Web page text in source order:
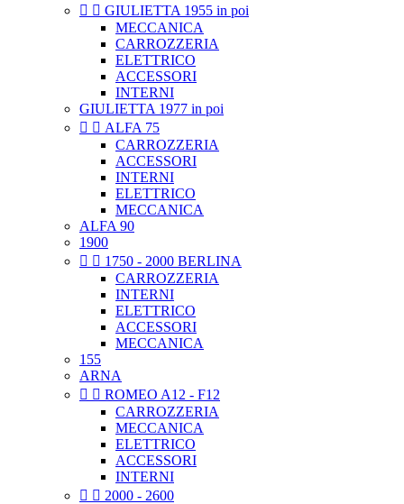
  GIULIETTA 1955 in poi
MECCANICA
CARROZZERIA
ELETTRICO
ACCESSORI
INTERNI
GIULIETTA 1977 in poi
  ALFA 75
CARROZZERIA
ACCESSORI
INTERNI
ELETTRICO
MECCANICA
ALFA 90
1900
  1750 - 2000 BERLINA
CARROZZERIA
INTERNI
ELETTRICO
ACCESSORI
MECCANICA
155
ARNA
  ROMEO A12 - F12
CARROZZERIA
MECCANICA
ELETTRICO
ACCESSORI
INTERNI
  2000 - 2600